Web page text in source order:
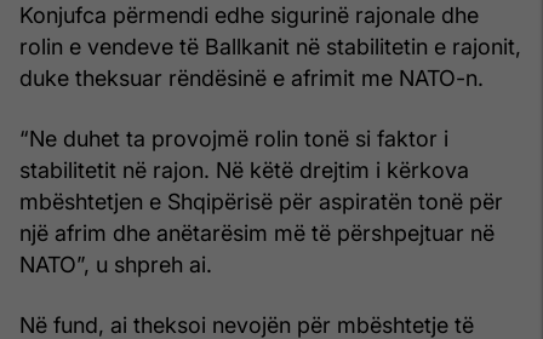
Konjufca përmendi edhe sigurinë rajonale dhe
rolin e vendeve të Ballkanit në stabilitetin e rajonit,
duke theksuar rëndësinë e afrimit me NATO-n.
“Ne duhet ta provojmë rolin tonë si faktor i
stabilitetit në rajon. Në këtë drejtim i kërkova
mbështetjen e Shqipërisë për aspiratën tonë për
një afrim dhe anëtarësim më të përshpejtuar në
NATO”, u shpreh ai.
Në fund, ai theksoi nevojën për mbështetje të